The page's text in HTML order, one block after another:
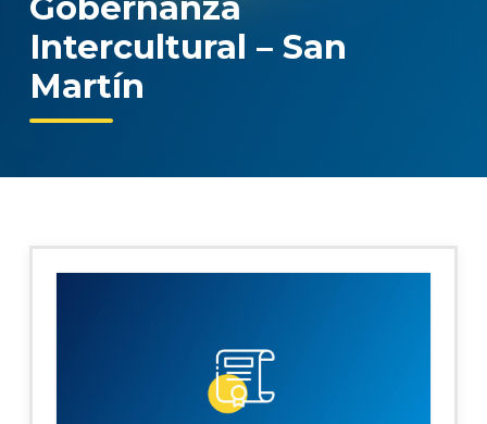
Intercultural – San
Martín